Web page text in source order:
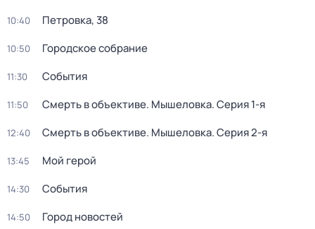
10:40 Петровка, 38
10:50 Городское собрание
11:30 События
11:50 Смерть в объективе. Мышеловка. Серия 1-я
12:40 Смерть в объективе. Мышеловка. Серия 2-я
13:45 Мой герой
14:30 События
14:50 Город новостей